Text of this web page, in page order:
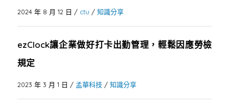
2024 年 8 月 12 日 / ctu / 知識分享
ezClock讓企業做好打卡出勤管理，輕鬆因應勞檢
規定
2023 年 3 月 1 日 / 孟華科技 / 知識分享